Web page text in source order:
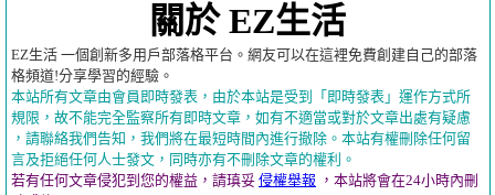
關於 EZ生活
EZ生活 一個創新多用戶部落格平台。網友可以在這裡免費創建自己的部落
格頻道!分享學習的經驗。
本站所有文章由會員即時發表，由於本站是受到「即時發表」運作方式所
規限，故不能完全監察所有即時文章，如有不適當或對於文章出處有疑慮
，請聯絡我們告知，我們將在最短時間內進行撤除。本站有權刪除任何留
言及拒絕任何人士發文，同時亦有不刪除文章的權利。
若有任何文章侵犯到您的權益，請瑱妥 侵權舉報 ，本站將會在24小時內刪